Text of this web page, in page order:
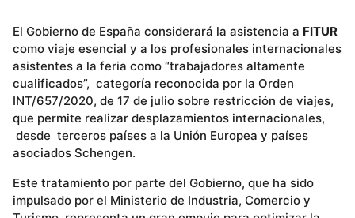
El Gobierno de España considerará la asistencia a FITUR
como viaje esencial y a los profesionales internacionales
asistentes a la feria como “trabajadores altamente
cualificados”, categoría reconocida por la Orden
INT/657/2020, de 17 de julio sobre restricción de viajes,
que permite realizar desplazamientos internacionales,
desde terceros países a la Unión Europea y países
asociados Schengen.
Este tratamiento por parte del Gobierno, que ha sido
impulsado por el Ministerio de Industria, Comercio y